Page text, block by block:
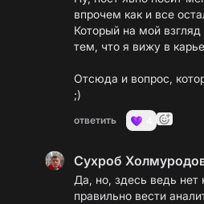
впрочем как и все
Который на мой
тем, что я вижу в
Отсюда и вопрос,
;)
ответить
Сухроб
Да, но, здесь ведь нет
правильно вести